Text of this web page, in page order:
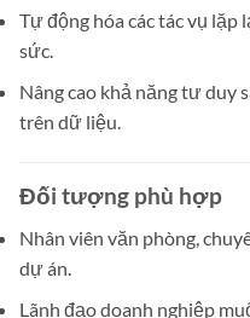
Tự động hóa các tác vụ
sức.
Nâng cao khả năng tư duy
trên dữ liệu.
Đối tượng phù hợp
Nhân viên văn phòng,
dự án.
Lãnh đạo doanh nghiệp